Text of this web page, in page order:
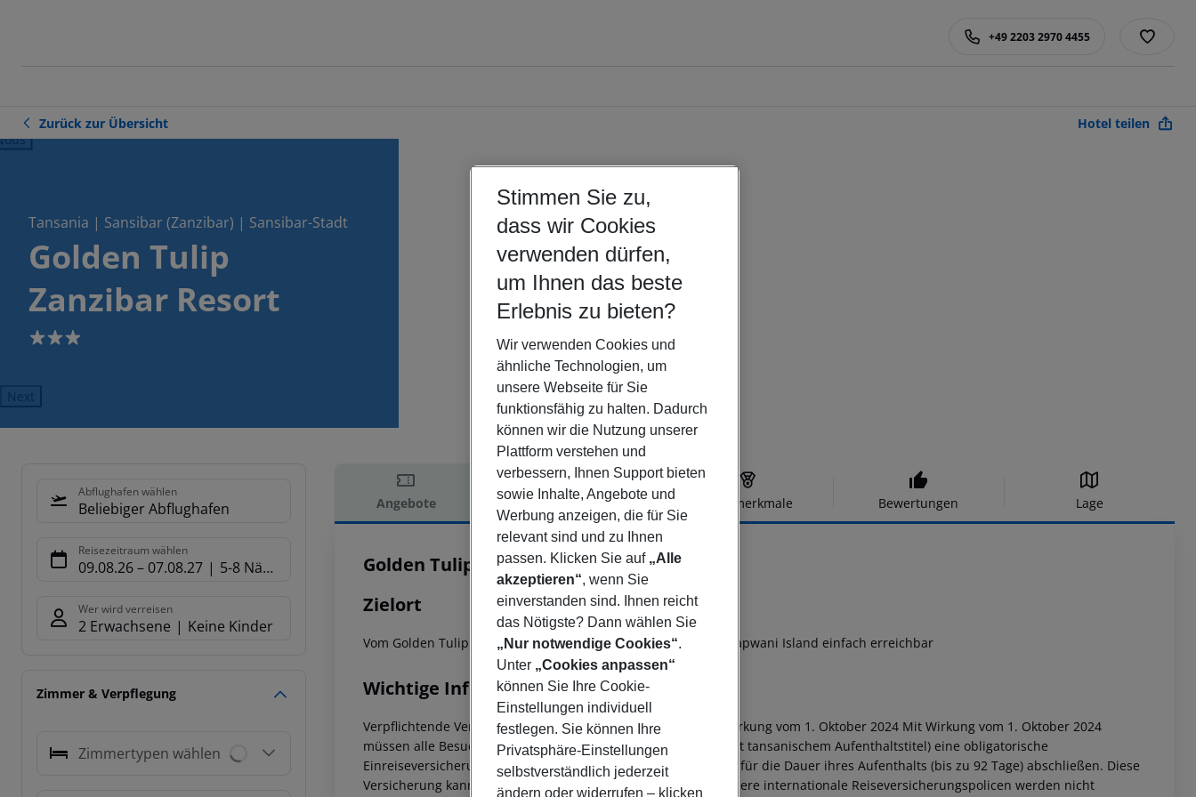
+49 2203 2970 4455
Zurück zur Übersicht Hotel teilen
Tansania | Sansibar (Zanzibar) | Sansibar-Stadt
Golden Tulip
Zanzibar Resort
3
Next
Abflughafen wählen
Beliebiger Abflughafen
Reisezeitraum wählen
09.08.26– 07.08.27 5-8 Nächte
Wer wird verreisen
2 Erwachsene Keine Kinder
Zimmer & Verpflegung
Zimmertypen wählen
Angebote Hotelbeschreibung Hotelmerkmale Bewertungen Lage
Hotelbeschreibung
Golden Tulip Zanzibar Resort
3
Zielort
Vom Golden Tulip Zanzibar Resort in Sansibar Stadt aus ist Chapwani Island einfach erreichbar
Wichtige Informationen
Verpflichtende Versicherung bei Einreise nach Sansibar mit Wirkung vom 1. Oktober 2024 Mit Wirkung vom 1. Oktober 2024
müssen alle Besucher Sansibars (ausgenommen Einwohner mit tansanischem Aufenthaltstitel) eine obligatorische
Einreiseversicherung der Zanzibar Insurance Corporation (ZIC) für die Dauer ihres Aufenthalts (bis zu 92 Tage) abschließen. Diese
Versicherung kann nur bei der ZIC abgeschlossen werden. Andere internationale Reiseversicherungspolicen werden nicht
Stimmen Sie zu,
dass wir Cookies
verwenden dürfen,
um Ihnen das beste
Erlebnis zu bieten?
Wir verwenden Cookies und
ähnliche Technologien, um
unsere Webseite für Sie
funktionsfähig zu halten. Dadurch
können wir die Nutzung unserer
Plattform verstehen und
verbessern, Ihnen Support bieten
sowie Inhalte, Angebote und
Werbung anzeigen, die für Sie
relevant sind und zu Ihnen
passen. Klicken Sie auf „Alle
akzeptieren“, wenn Sie
einverstanden sind. Ihnen reicht
das Nötigste? Dann wählen Sie
„Nur notwendige Cookies“.
Unter „Cookies anpassen“
können Sie Ihre Cookie-
Einstellungen individuell
festlegen. Sie können Ihre
Privatsphäre-Einstellungen
selbstverständlich jederzeit
ändern oder widerrufen – klicken